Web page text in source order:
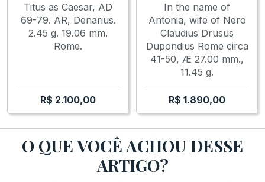
Titus as Caesar, AD
69-79. AR, Denarius.
2.45 g. 19.06 mm.
Rome.
R$ 2.100,00
In the name of
Antonia, wife of Nero
Claudius Drusus
Dupondius Rome circa
41-50, Æ 27.00 mm.,
11.45 g.
R$ 1.890,00
O QUE VOCÊ ACHOU DESSE
ARTIGO?